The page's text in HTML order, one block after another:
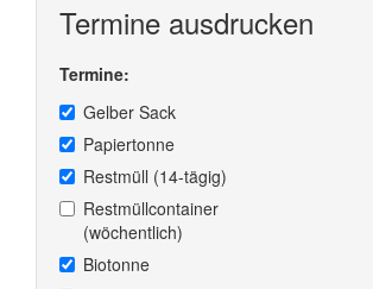
Termine ausdrucken
Termine:
Gelber Sack
Papiertonne
Restmüll (14-tägig)
Restmüllcontainer
(wöchentlich)
Biotonne